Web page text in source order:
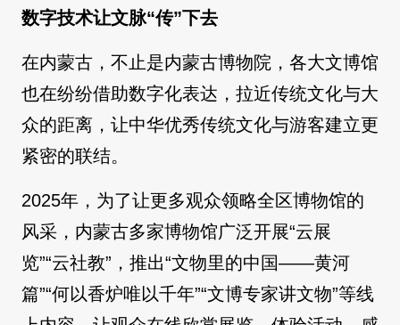
数字技术让文脉“传”下去
在内蒙古，不止是内蒙古博物院，各大文博馆
也在纷纷借助数字化表达，拉近传统文化与大
众的距离，让中华优秀传统文化与游客建立更
紧密的联结。
2025年，为了让更多观众领略全区博物馆的
风采，内蒙古多家博物馆广泛开展“云展
览”“云社教”，推出“文物里的中国——黄河
篇”“何以香炉唯以千年”“文博专家讲文物”等线